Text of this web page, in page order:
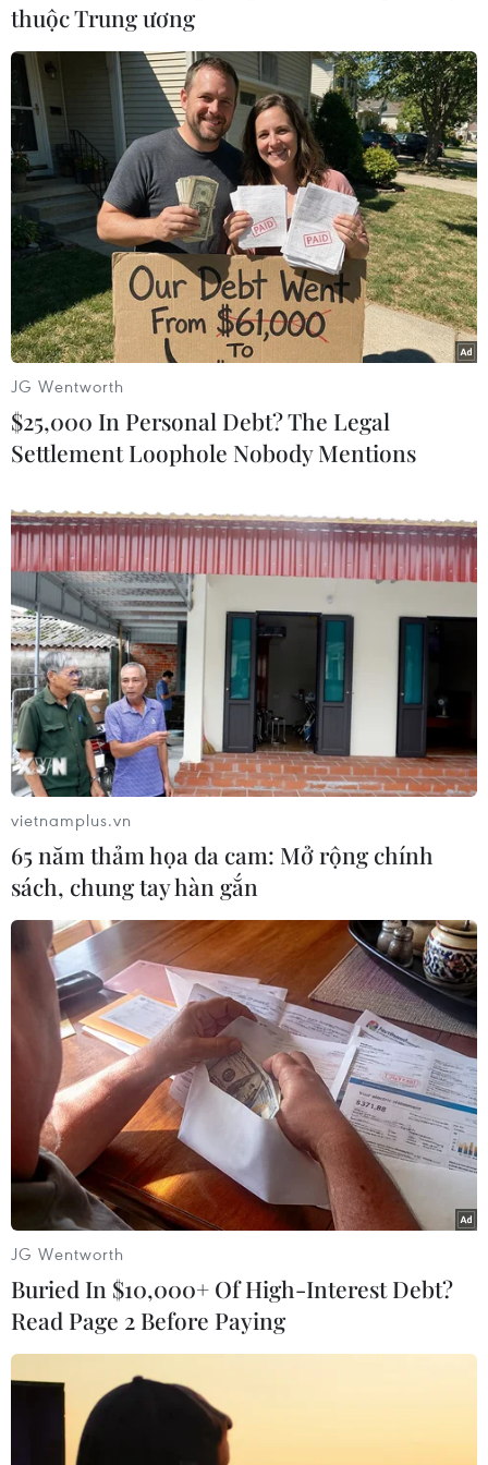
#Mỹ #Philippines
#Thỏa thuận Thăm viếng Quân sự
#Đình chỉ
#Rodrigo Duterte
#Phòng thủ chung
Mỹ
Philippines
TIN LIÊN QUAN
Tổng thống Trump nói gì khi Philippines
chấm dứt thỏa thuận quân sự?
13/02/2020 01:06
Trao đổi với báo giới tại Nhà Trắng, ông Trump nêu rõ:
“Nếu họ muốn làm điều đó, ổn thôi, chúng ta sẽ tiết
kiệm được rất nhiều tiền.”
thuộc Trung ương
JG Wentworth
$25,000 In Personal Debt? The Legal
Settlement Loophole Nobody Mentions
vietnamplus.vn
65 năm thảm họa da cam: Mở rộng chính
sách, chung tay hàn gắn
JG Wentworth
Buried In $10,000+ Of High-Interest Debt?
Read Page 2 Before Paying